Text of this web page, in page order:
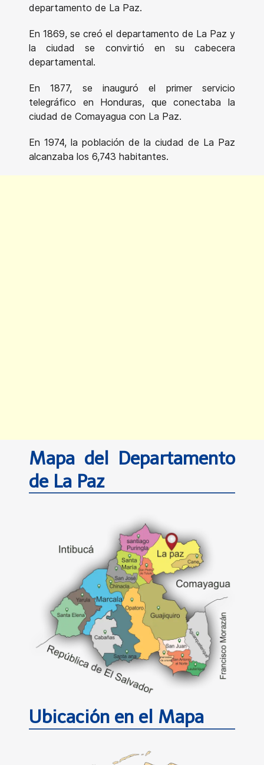
departamento de La Paz.
En 1869, se creó el departamento de La Paz y
la ciudad se convirtió en su cabecera
departamental.
En 1877, se inauguró el primer servicio
telegráfico en Honduras, que conectaba la
ciudad de Comayagua con La Paz.
En 1974, la población de la ciudad de La Paz
alcanzaba los 6,743 habitantes.
Mapa del Departamento
de La Paz
Ubicación en el Mapa